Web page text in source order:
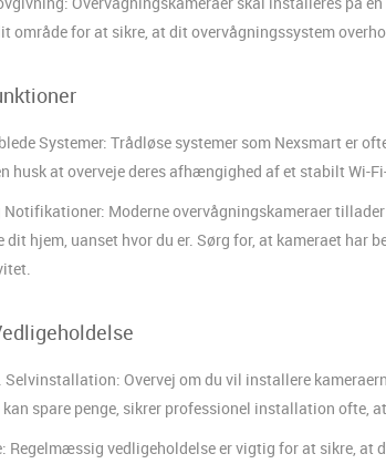
område for at sikre, at dit overvågningssystem
Systemer: Trådløse systemer som Nexsmart er
husk at overveje deres afhængighed af et stabilt Wi-
Notifikationer: Moderne overvågningskameraer
dit hjem, uanset hvor du er. Sørg for, at kameraet
Selvinstallation: Overvej om du vil installere
spare penge, sikrer professionel installation ofte,
Regelmæssig vedligeholdelse er vigtig for at sikre,